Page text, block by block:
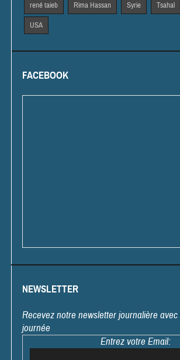
rené taieb Rima Hassan Syrie Tsahal
USA
FACEBOOK
NEWSLETTER
Recevez notre newsletter journalière
journée
Entrez votre Email: